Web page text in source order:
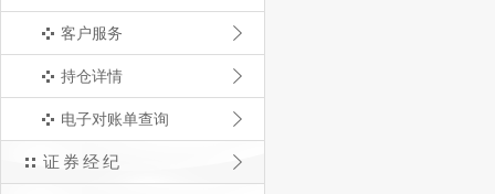
客户服务
持仓详情
电子对账单查询
证券经纪